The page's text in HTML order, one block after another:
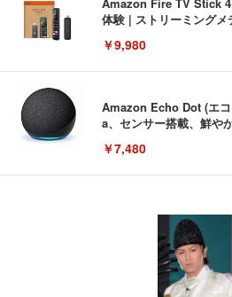
体験 | ストリーミングメ
￥9,980
Amazon Echo Dot (エ
a、センサー搭載、鮮や
￥7,480
[EdoErgo] オフィスチ
い 跳ね上げ式アームレ
キング pc 事務椅子 360
ン樹脂ベース 通気性メ
(黒網+黒枠+黒足)
EIZO ビジネス向けプ
EV3240X-WT | 31.5型
￥105,595
Amazonベーシック ペ
回使い捨て 無香料 ホワ